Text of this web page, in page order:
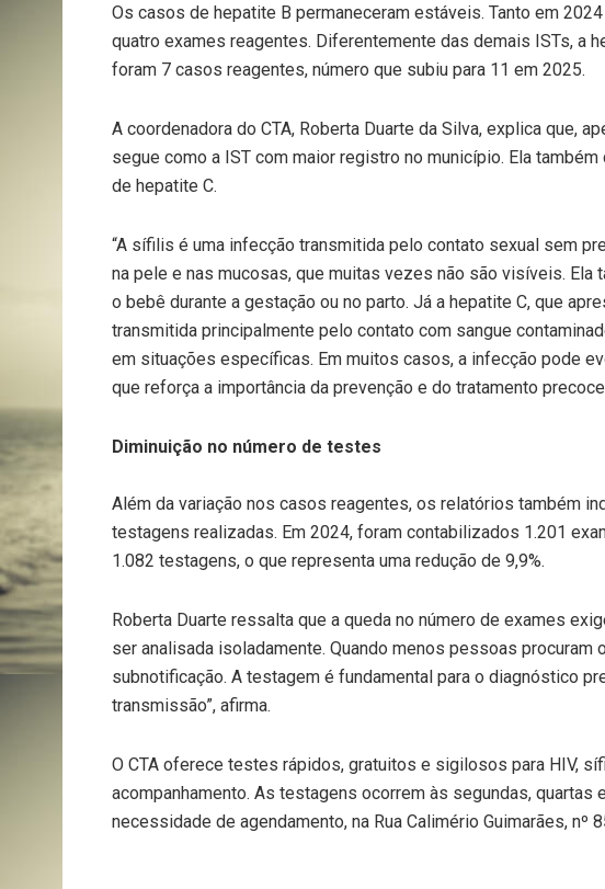
Os casos de hepatite B permaneceram estáveis. Tanto em
quatro exames reagentes. Diferentemente das demais ISTs, a
foram 7 casos reagentes, número que subiu para 11 em 2025.
A coordenadora do CTA, Roberta Duarte da Silva, explica que,
segue como a IST com maior registro no município. Ela
de hepatite C.
“A sífilis é uma infecção transmitida pelo contato sexual sem
na pele e nas mucosas, que muitas vezes não são visíveis. Ela
o bebê durante a gestação ou no parto. Já a hepatite C, que
transmitida principalmente pelo contato com sangue
em situações específicas. Em muitos casos, a infecção pode
que reforça a importância da prevenção e do tratamento
Diminuição no número de testes
Além da variação nos casos reagentes, os relatórios também
testagens realizadas. Em 2024, foram contabilizados 1.201
1.082 testagens, o que representa uma redução de 9,9%.
Roberta Duarte ressalta que a queda no número de exames
ser analisada isoladamente. Quando menos pessoas
subnotificação. A testagem é fundamental para o diagnóstico
transmissão”, afirma.
O CTA oferece testes rápidos, gratuitos e sigilosos para HIV,
acompanhamento. As testagens ocorrem às segundas, quartas
necessidade de agendamento, na Rua Calimério Guimarães, nº